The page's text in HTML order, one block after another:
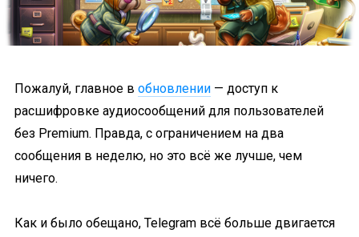
Пожалуй, главное в обновлении — доступ к
расшифровке аудиосообщений для пользователей
без Premium. Правда, с ограничением на два
сообщения в неделю, но это всё же лучше, чем
ничего.
Как и было обещано, Telegram всё больше двигается